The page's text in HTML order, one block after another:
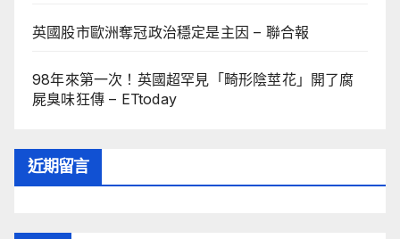
英國股市歐洲奪冠政治穩定是主因 – 聯合報
98年來第一次！英國超罕見「畸形陰莖花」開了腐
屍臭味狂傳 – ETtoday
近期留言